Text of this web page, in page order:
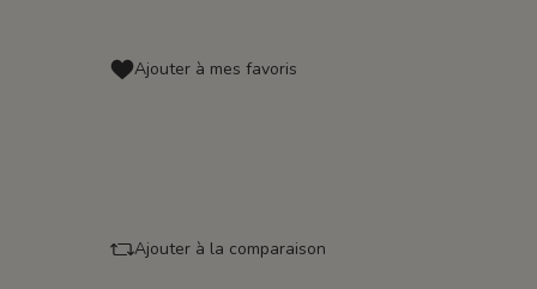
Ajouter à mes favoris
Ajouter à la comparaison